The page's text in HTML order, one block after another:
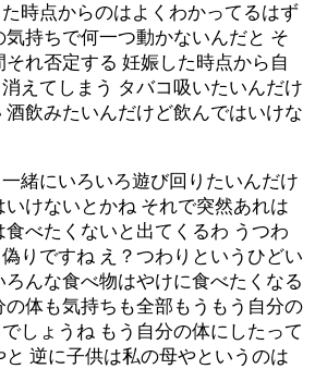
時点からのはよくわかってるはず
持ちで何一つ動かないんだと そ
れ否定する 妊娠した時点から自
えてしまう タバコ吸いたいんだけ
酒飲みたいんだけど飲んではいけな
緒にいろいろ遊び回りたいんだけ
いけないとかね それで突然あれは
べたくないと出てくるわ うつわ
りですね え？つわりというひどい
んな食べ物はやけに食べたくなる
体も気持ちも全部もうもう自分の
しょうね もう自分の体にしたって
と 逆に子供は私の母やというのは